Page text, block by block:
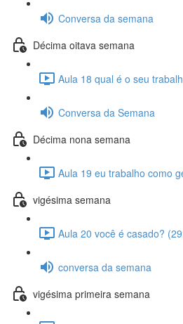
Conversa da semana
Décima oitava semana
Aula 18 qual é o seu
Conversa da Semana
Décima nona semana
Aula 19 eu trabalho como
vigésima semana
Aula 20 você é casado?
conversa da semana
vigésima primeira semana